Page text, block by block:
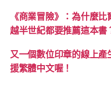
《商業冒險》：為什麼
越半世紀都要推薦這本書
又一個數位印章的線上
援繁體中文喔！